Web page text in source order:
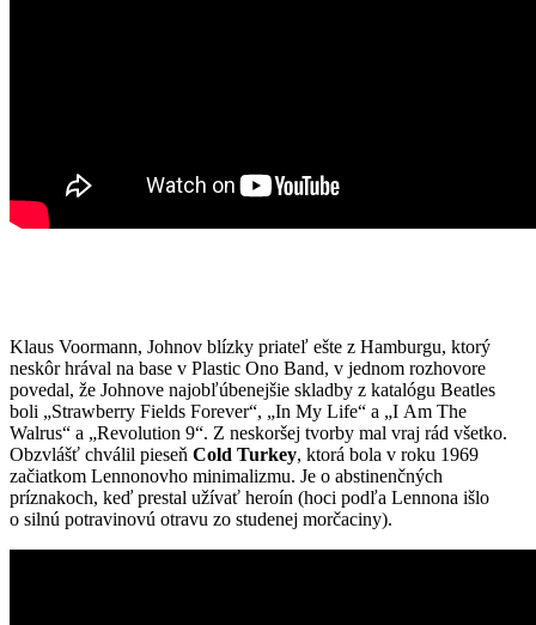
Klaus Voormann, Johnov blízky priateľ ešte z Hamburgu, ktorý
neskôr hrával na base v Plastic Ono Band, v jednom rozhovore
povedal, že Johnove najobľúbenejšie skladby z katalógu Beatles
boli „Strawberry Fields Forever“, „In My Life“ a „I Am The
Walrus“ a „Revolution 9“. Z neskoršej tvorby mal vraj rád všetko.
Obzvlášť chválil pieseň Cold Turkey, ktorá bola v roku 1969
začiatkom Lennonovho minimalizmu. Je o abstinenčných
príznakoch, keď prestal užívať heroín (hoci podľa Lennona išlo
o silnú potravinovú otravu zo studenej morčaciny).